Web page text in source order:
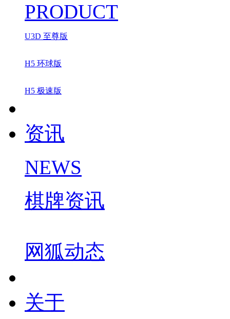
PRODUCT
U3D 至尊版
H5 环球版
H5 极速版
资讯
NEWS
棋牌资讯
网狐动态
关于